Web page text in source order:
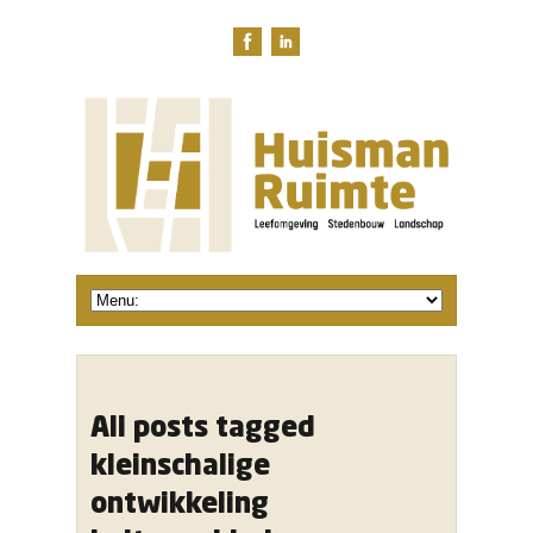
All posts tagged
kleinschalige
ontwikkeling